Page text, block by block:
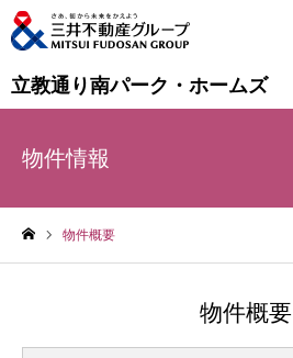
立教通り南パーク・ホームズ
物件情報
物件概要
物件概要